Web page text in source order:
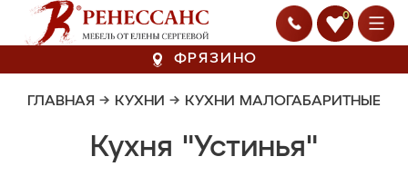
0
ФРЯЗИНО
ГЛАВНАЯ → КУХНИ → КУХНИ МАЛОГАБАРИТНЫЕ
Кухня "Устинья"